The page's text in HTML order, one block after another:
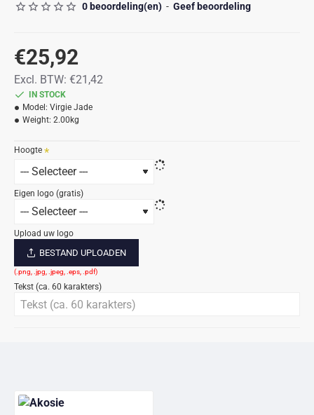
0 beoordeling(en) - Geef beoordeling
€25,92
Excl. BTW: €21,42
IN STOCK
Model: Virgie Jade
Weight: 2.00kg
Hoogte
Eigen logo (gratis)
Upload uw logo
BESTAND UPLOADEN
Tekst (ca. 60 karakters)